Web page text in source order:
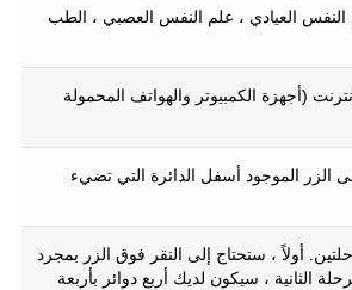
النفس العيادي ، علم النفس العصبي ، الطب
(أجهزة الكمبيوتر والهواتف المحمولة
الموجود أسفل الدائرة التي تضيء
أولاً ، ستحتاج إلى النقر فوق الزر بمجرد
الثانية ، سيكون لديك أربع دوائر بأربعة